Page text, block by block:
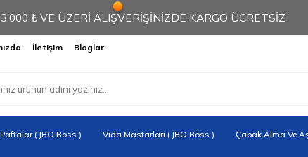
3.000 ₺ VE ÜZERİ ALIŞVERİŞİNİZDE KARGO ÜCRETSİZ
İletişim Bloglar
Paftalar ( JBO.Boss ) Vida Mastarları ( JBO.Boss ) Çapak Alma Ve